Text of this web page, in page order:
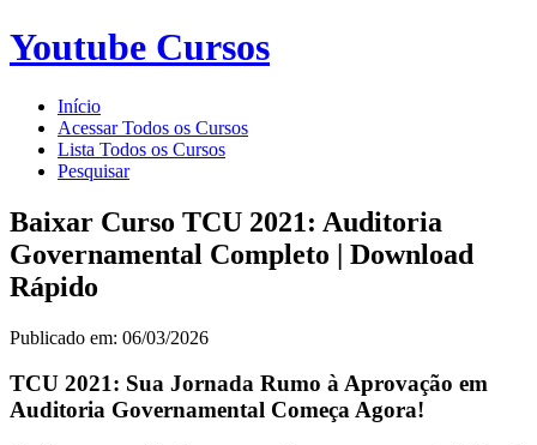
Youtube Cursos
Início
Acessar Todos os Cursos
Lista Todos os Cursos
Pesquisar
Baixar Curso TCU 2021: Auditoria
Governamental Completo | Download
Rápido
Publicado em: 06/03/2026
TCU 2021: Sua Jornada Rumo à Aprovação em
Auditoria Governamental Começa Agora!